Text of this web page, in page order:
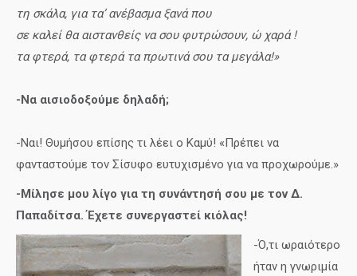
τη σκάλα, για τα’ ανέβασμα ξανά που
σε καλεί θα αιστανθείς να σου φυτρώσουν, ώ χαρά !
τα φτερά, τα φτερά τα πρωτινά σου τα μεγάλα!»
-Να αισιοδοξούμε δηλαδή;
-Ναι! Θυμήσου επίσης τι λέει ο Καμύ! «Πρέπει να
φανταστούμε τον Σίσυφο ευτυχισμένο για να προχωρούμε.»
-Μίλησε μου λίγο για τη συνάντησή σου με τον Δ.
Παπαδίτσα. Έχετε συνεργαστεί κιόλας!
-Ό,τι ωραιότερο
ήταν η γνωριμία